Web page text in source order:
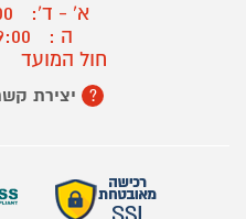
א' - ד':
ה :
- 16:00
חול המועד
? יצירת